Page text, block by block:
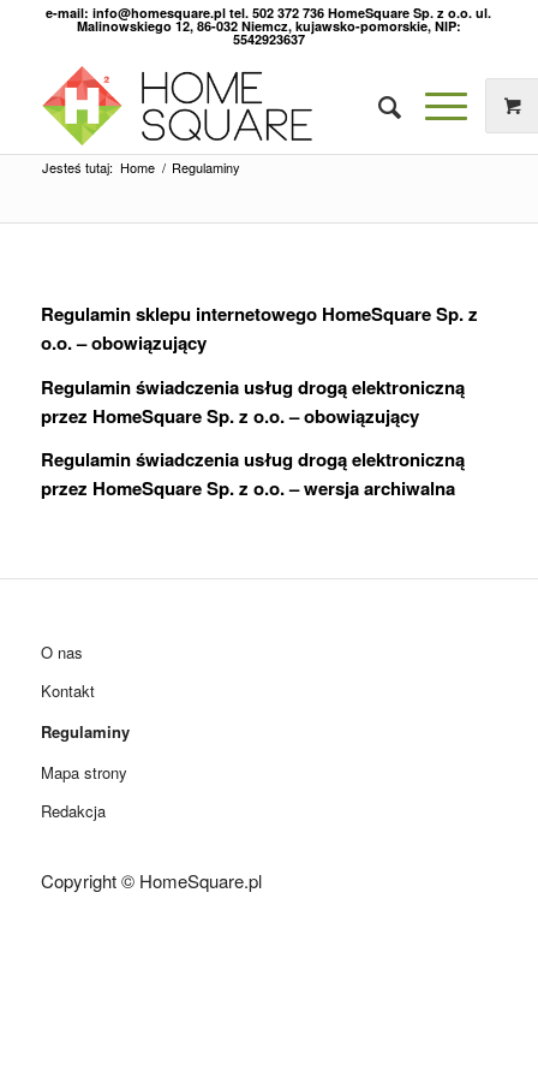
e-mail: info@homesquare.pl tel. 502 372 736 HomeSquare Sp. z o.o. ul.
Malinowskiego 12, 86-032 Niemcz, kujawsko-pomorskie, NIP:
5542923637
Jesteś tutaj: Home / Regulaminy
Regulamin sklepu internetowego HomeSquare Sp. z
o.o. – obowiązujący
Regulamin świadczenia usług drogą elektroniczną
przez HomeSquare Sp. z o.o. – obowiązujący
Regulamin świadczenia usług drogą elektroniczną
przez HomeSquare Sp. z o.o. – wersja archiwalna
O nas
Kontakt
Regulaminy
Mapa strony
Redakcja
Copyright © HomeSquare.pl